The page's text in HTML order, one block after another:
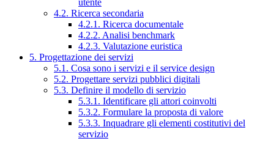
utente
4.2. Ricerca secondaria
4.2.1. Ricerca documentale
4.2.2. Analisi benchmark
4.2.3. Valutazione euristica
5. Progettazione dei servizi
5.1. Cosa sono i servizi e il service design
5.2. Progettare servizi pubblici digitali
5.3. Definire il modello di servizio
5.3.1. Identificare gli attori coinvolti
5.3.2. Formulare la proposta di valore
5.3.3. Inquadrare gli elementi costitutivi del
servizio